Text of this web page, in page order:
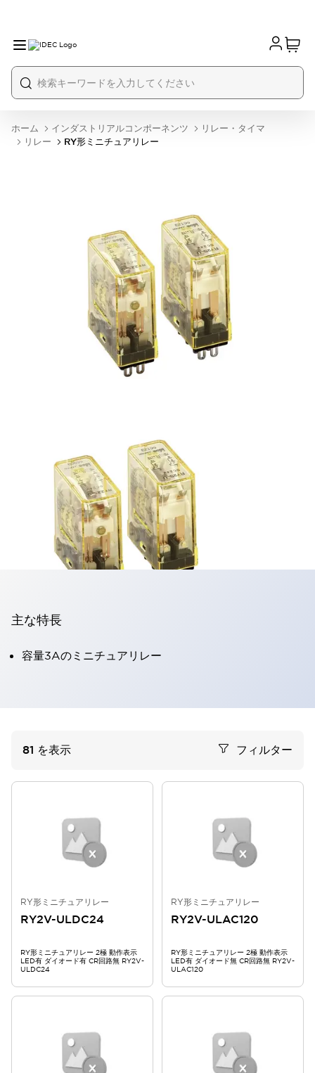
ホーム インダストリアルコンポーネンツ
リレー・タイマ
リレー
RY形ミニチュアリレー
RY形ミニチュアリレー
2c接点・3A
主な特長
容量3Aのミニチュアリレー
81 を表示 フィルター
RY形ミニチュアリレー
RY2V-ULDC24
RY形ミニチュアリレー 2極 動作表示
LED有 ダイオード有 CR回路無 RY2V-
ULDC24
RY形ミニチュアリレー
RY2V-ULAC120
RY形ミニチュアリレー 2極 動作表示
LED有 ダイオード無 CR回路無 RY2V-
ULAC120